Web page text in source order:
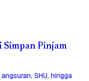
Simpan Pinjam
SHU, hingga